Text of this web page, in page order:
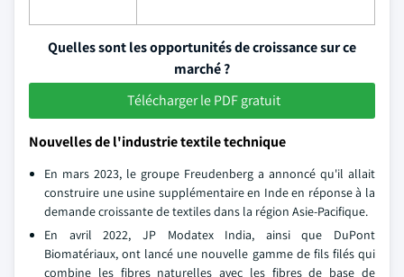
Quelles sont les opportunités de croissance sur ce
marché ?
Télécharger le PDF gratuit
Nouvelles de l'industrie textile technique
En mars 2023, le groupe Freudenberg a annoncé qu'il allait
construire une usine supplémentaire en Inde en réponse à la
demande croissante de textiles dans la région Asie-Pacifique.
En avril 2022, JP Modatex India, ainsi que DuPont
Biomatériaux, ont lancé une nouvelle gamme de fils filés qui
combine les fibres naturelles avec les fibres de base de